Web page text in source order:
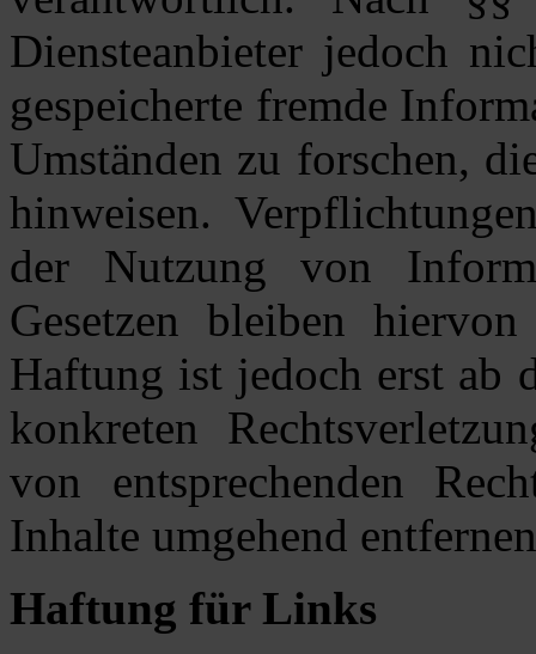
Diensteanbieter jedoch
gespeicherte fremde
Umständen zu forschen,
hinweisen.
der Nutzung von
Gesetzen bleiben
Haftung ist jedoch erst ab
konkreten
von entsprechenden
Inhalte umgehend
Haftung für Links